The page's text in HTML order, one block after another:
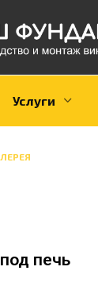
Услуги
печь